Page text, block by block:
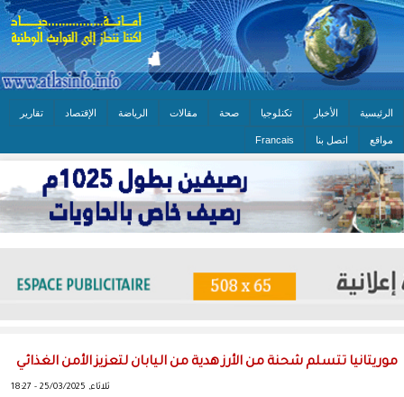
الرئيسية الأخبار تكنلوجيا صحة مقالات الرياضة الإقتصاد تقارير
مواقع اتصل بنا Francais
موريتانيا تتسلم شحنة من الأرز هدية من اليابان لتعزيز الأمن الغذائي
ثلاثاء, 25/03/2025 - 18:27